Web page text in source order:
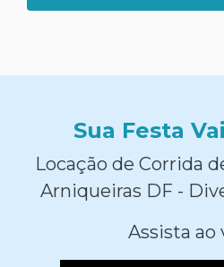
Sua Festa
Locação de Corrida
Arniqueiras DF -
Assista ao